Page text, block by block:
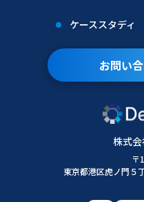
株式
〒
東京都港区虎ノ門
ケーススタディ
お問い